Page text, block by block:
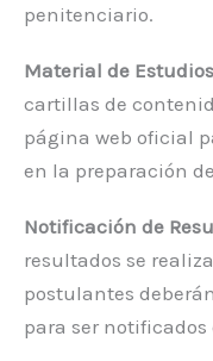
penitenciario.
Material de
cartillas de
página web oficial
en la preparación
Notificación de
resultados se
postulantes
para ser